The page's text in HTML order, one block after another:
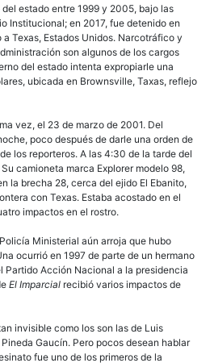
estado entre 1999 y 2005, bajo las
Institucional; en 2017, fue detenido en
Texas, Estados Unidos. Narcotráfico y
son algunos de los cargos
del estado intenta expropiarle una
ubicada en Brownsville, Taxas, reflejo
vez, el 23 de marzo de 2001. Del
poco después de darle una orden de
los reporteros. A las 4:30 de la tarde del
camioneta marca Explorer modelo 98,
la brecha 28, cerca del ejido El Ebanito,
con Texas. Estaba acostado en el
impactos en el rostro.
Ministerial aún arroja que hubo
ocurrió en 1997 de parte de un hermano
Partido Acción Nacional a la presidencia
El Imparcial recibió varios impactos de
invisible como los son las de Luis
Gaucín. Pero pocos desean hablar
fue uno de los primeros de la